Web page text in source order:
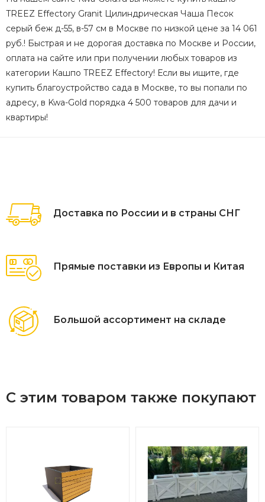
TREEZ Effectory Granit Цилиндрическая Чаша Песок
серый беж д-55, в-57 см в Москве по низкой цене за 14 061
руб.! Быстрая и не дорогая доставка по Москве и России,
оплата на сайте или при получении любых товаров из
категории Кашпо TREEZ Effectory! Если вы ищите, где
купить благоустройство сада в Москве, то вы попали по
адресу, в Kwa-Gold порядка 4 500 товаров для дачи и
квартиры!
Доставка по России и в страны СНГ
Прямые поставки из Европы и Китая
Большой ассортимент на складе
С этим товаром также покупают